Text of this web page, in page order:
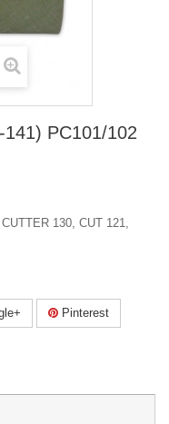
PC101/102
130, CUT 121,
Pinterest